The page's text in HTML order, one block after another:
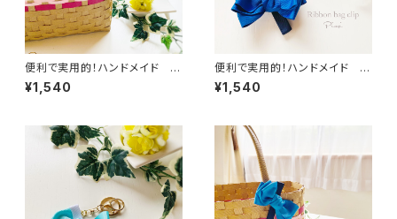
便利で実用的！ハンドメイド リ
ボンバッグクリップ／ バッグチャ
ームキーホルダー／キークリッ
¥1,540
便利で実用的！ハンドメイド リ
ボンバッグクリップ／ バッグチャ
ームキーホルダー／キークリッ
¥1,540